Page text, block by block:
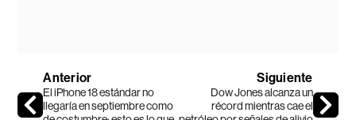
Anterior
El iPhone 18 estándar no
llegaría en septiembre como
Siguiente
Dow Jones alcanza un
récord mientras cae el